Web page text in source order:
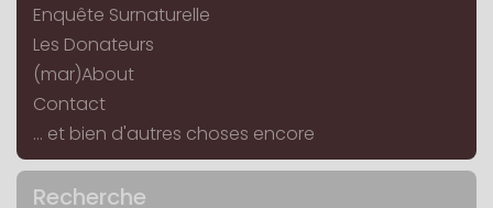
Enquête Surnaturelle
Les Donateurs
(mar)About
Contact
... et bien d'autres choses encore
Recherche